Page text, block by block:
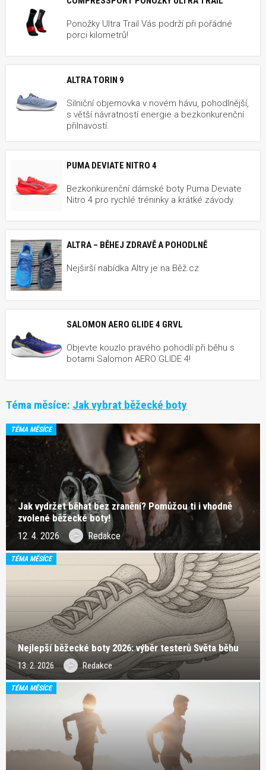
Ponožky Ultra Trail Vás podrží při pořádné
porci kilometrů!
ALTRA TORIN 9
Silniční objemovka v novém hávu, pohodlnější,
s větší návratností energie a bezkonkurenční
přilnavostí.
PUMA DEVIATE NITRO 4
Bezkonkurenční dámské boty Puma Deviate
Nitro 4 pro rychlé tréninky a krátké závody.
ALTRA – BĚHEJ ZDRAVĚ A POHODLNĚ
Nejširší nabídka Altry je na Běž.cz
SALOMON AERO GLIDE 4 GRVL
Objevte kouzlo pravého pohodlí při běhu s
botami Salomon AERO GLIDE 4!
Téma měsíce: Jak vybrat běžecké boty
TÉMA MĚSÍCE
Jak vydržet běhat bez zranění? Pomůžou ti i vhodně
zvolené běžecké boty!
12. 4. 2026 Redakce
TÉMA MĚSÍCE
Nejlepší běžecké boty 2026: výběr testerů Světa běhu
13. 2. 2026 Redakce
TÉMA MĚSÍCE